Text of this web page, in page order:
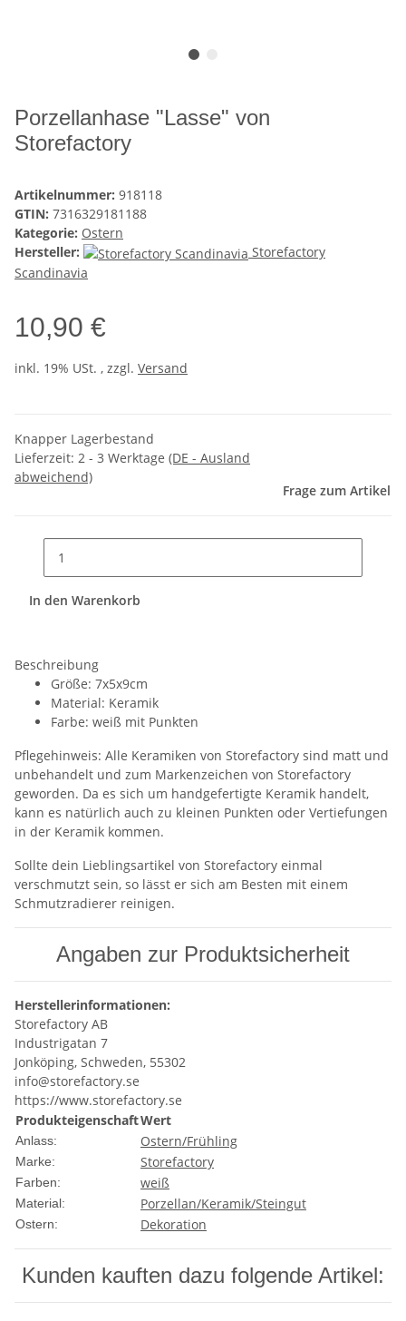
Porzellanhase "Lasse" von
Storefactory
Artikelnummer: 918118
GTIN: 7316329181188
Kategorie: Ostern
Hersteller:
Storefactory
Scandinavia
10,90 €
inkl. 19% USt. , zzgl. Versand
Knapper Lagerbestand
Lieferzeit: 2 - 3 Werktage (DE - Ausland
abweichend)
Frage zum Artikel
In den Warenkorb
Beschreibung
Größe: 7x5x9cm
Material: Keramik
Farbe: weiß mit Punkten
Pflegehinweis: Alle Keramiken von Storefactory sind matt und
unbehandelt und zum Markenzeichen von Storefactory
geworden. Da es sich um handgefertigte Keramik handelt,
kann es natürlich auch zu kleinen Punkten oder Vertiefungen
in der Keramik kommen.
Sollte dein Lieblingsartikel von Storefactory einmal
verschmutzt sein, so lässt er sich am Besten mit einem
Schmutzradierer reinigen.
Angaben zur Produktsicherheit
Herstellerinformationen:
Storefactory AB
Industrigatan 7
Jonköping, Schweden, 55302
info@storefactory.se
https://www.storefactory.se
ProdukteigenschaftWert
Anlass: Ostern/Frühling
Marke: Storefactory
Farben: weiß
Material: Porzellan/Keramik/Steingut
Ostern: Dekoration
Kunden kauften dazu folgende Artikel: